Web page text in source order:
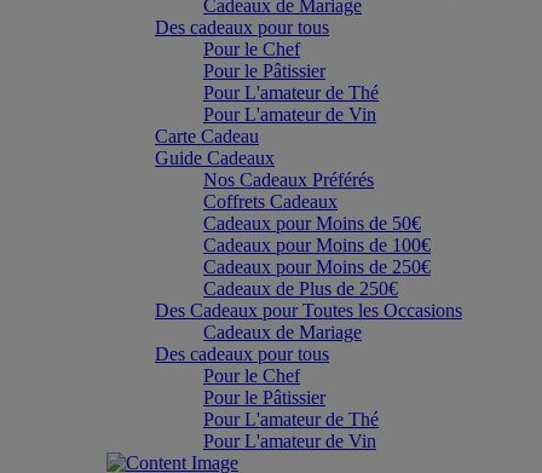
Cadeaux de Mariage
Des cadeaux pour tous
Pour le Chef
Pour le Pâtissier
Pour L'amateur de Thé
Pour L'amateur de Vin
Carte Cadeau
Guide Cadeaux
Nos Cadeaux Préférés
Coffrets Cadeaux
Cadeaux pour Moins de 50€
Cadeaux pour Moins de 100€
Cadeaux pour Moins de 250€
Cadeaux de Plus de 250€
Des Cadeaux pour Toutes les Occasions
Cadeaux de Mariage
Des cadeaux pour tous
Pour le Chef
Pour le Pâtissier
Pour L'amateur de Thé
Pour L'amateur de Vin